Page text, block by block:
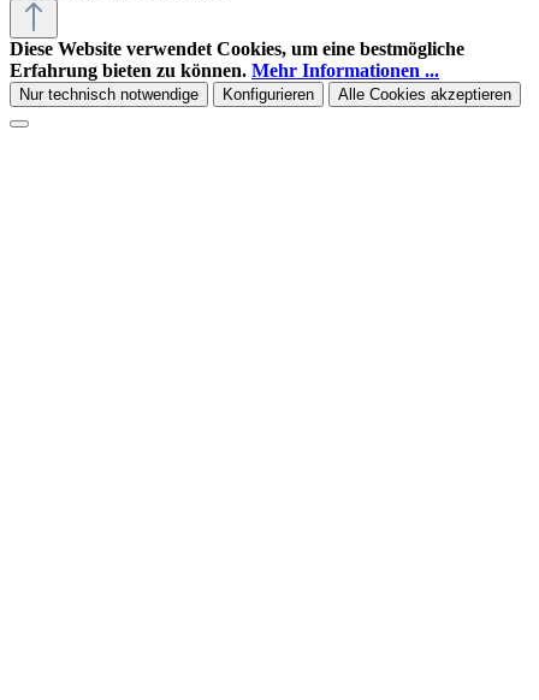
Diese Website verwendet Cookies, um eine bestmögliche
Erfahrung bieten zu können. Mehr Informationen ...
Nur technisch notwendige Konfigurieren Alle Cookies akzeptieren